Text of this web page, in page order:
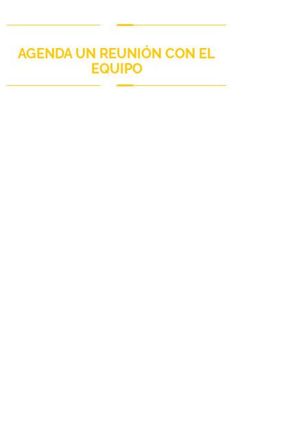
AGENDA UN REUNIÓN CON EL
EQUIPO